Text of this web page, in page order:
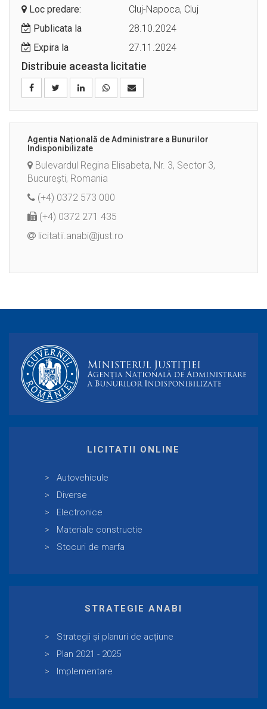
Loc predare:
Cluj-Napoca, Cluj
Publicata la
28.10.2024
Expira la
27.11.2024
Distribuie aceasta licitatie
Agenția Națională de Administrare a Bunurilor
Indisponibilizate
Bulevardul Regina Elisabeta, Nr. 3, Sector 3,
București, Romania
(+4) 0372 573 000
(+4) 0372 271 435
licitatii.anabi@just.ro
LICITATII ONLINE
Autovehicule
Diverse
Electronice
Materiale constructie
Stocuri de marfa
STRATEGIE ANABI
Strategii și planuri de acțiune
Plan 2021 - 2025
Implementare